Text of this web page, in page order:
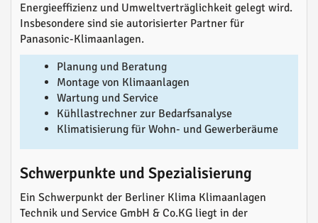
Energieeffizienz und Umweltverträglichkeit gelegt wird.
Insbesondere sind sie autorisierter Partner für
Panasonic-Klimaanlagen.
Planung und Beratung
Montage von Klimaanlagen
Wartung und Service
Kühllastrechner zur Bedarfsanalyse
Klimatisierung für Wohn- und Gewerberäume
Schwerpunkte und Spezialisierung
Ein Schwerpunkt der Berliner Klima Klimaanlagen
Technik und Service GmbH & Co.KG liegt in der